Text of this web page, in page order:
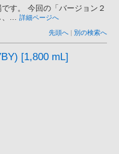
す。 今回の「バージョン２
、... 詳細ページへ
先頭へ | 別の検索へ
[1,800 mL]